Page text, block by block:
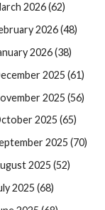
2026 (62)
2026 (48)
2026 (38)
2025 (61)
2025 (56)
2025 (65)
2025 (70)
2025 (52)
2025 (68)